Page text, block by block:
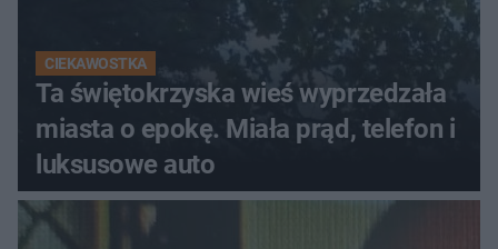
CIEKAWOSTKA
Ta świętokrzyska wieś wyprzedzała
miasta o epokę. Miała prąd, telefon i
luksusowe auto